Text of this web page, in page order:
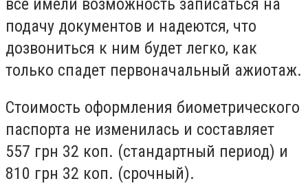
все имели возможность записаться на
подачу документов и надеются, что
дозвониться к ним будет легко, как
только спадет первоначальный ажиотаж.
Стоимость оформления биометрического
паспорта не изменилась и составляет
557 грн 32 коп. (стандартный период) и
810 грн 32 коп. (срочный).